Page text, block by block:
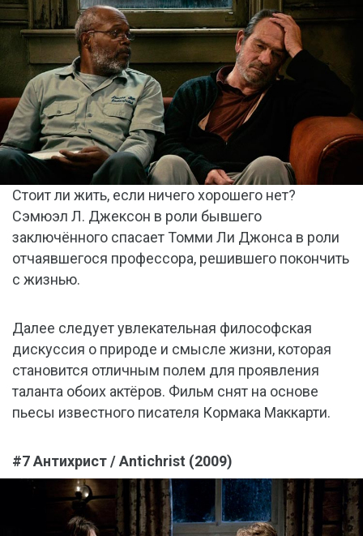
Стоит ли жить, если ничего хорошего нет?
Сэмюэл Л. Джексон в роли бывшего
заключённого спасает Томми Ли Джонса в роли
отчаявшегося профессора, решившего покончить
с жизнью.
Далее следует увлекательная философская
дискуссия о природе и смысле жизни, которая
становится отличным полем для проявления
таланта обоих актёров. Фильм снят на основе
пьесы известного писателя Кормака Маккарти.
#7 Антихрист / Antichrist (2009)